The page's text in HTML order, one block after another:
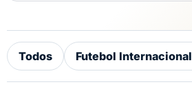
Todos Futebol Internacional